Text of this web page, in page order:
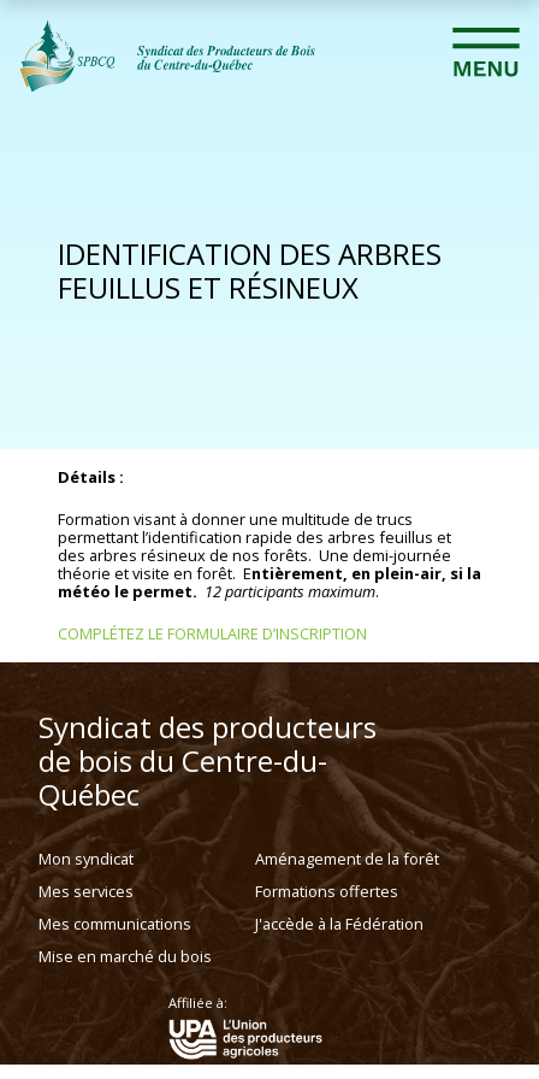
IDENTIFICATION DES ARBRES
FEUILLUS ET RÉSINEUX
Détails :
Formation visant à donner une multitude de trucs
permettant l’identification rapide des arbres feuillus et
des arbres résineux de nos forêts. Une demi-journée
théorie et visite en forêt. Entièrement, en plein-air, si la
météo le permet. 12 participants maximum.
COMPLÉTEZ LE FORMULAIRE D’INSCRIPTION
Syndicat des producteurs
de bois du Centre-du-
Québec
Mon syndicat
Mes services
Mes communications
Mise en marché du bois
Aménagement de la forêt
Formations offertes
J'accède à la Fédération
Affiliée à: